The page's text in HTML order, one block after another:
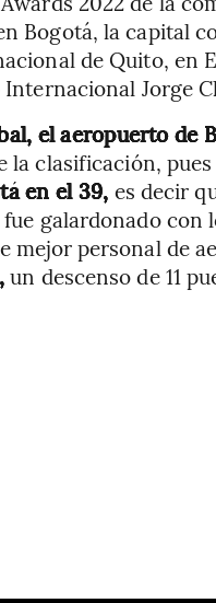
Bogotá, la capital
de Quito, en
Jorge
el aeropuerto de
la clasificación,
en el 39, es decir
fue galardonado
mejor personal de
un descenso de 11